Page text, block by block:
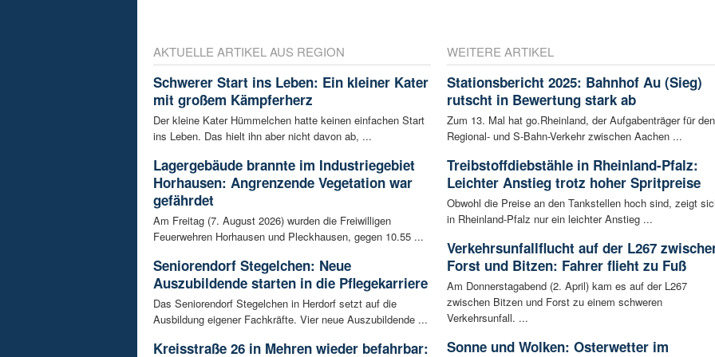
AKTUELLE ARTIKEL AUS REGION
Schwerer Start ins Leben: Ein kleiner Kater
mit großem Kämpferherz
Der kleine Kater Hümmelchen hatte keinen einfachen Start
ins Leben. Das hielt ihn aber nicht davon ab, ...
Lagergebäude brannte im Industriegebiet
Horhausen: Angrenzende Vegetation war
gefährdet
Am Freitag (7. August 2026) wurden die Freiwilligen
Feuerwehren Horhausen und Pleckhausen, gegen 10.55 ...
Seniorendorf Stegelchen: Neue
Auszubildende starten in die Pflegekarriere
Das Seniorendorf Stegelchen in Herdorf setzt auf die
Ausbildung eigener Fachkräfte. Vier neue Auszubildende ...
Kreisstraße 26 in Mehren wieder befahrbar:
WEITERE ARTIKEL
Stationsbericht 2025: Bahnhof Au (Sieg)
rutscht in Bewertung stark ab
Zum 13. Mal hat go.Rheinland, der Aufgabenträger für den
Regional- und S-Bahn-Verkehr zwischen Aachen ...
Treibstoffdiebstähle in Rheinland-Pfalz:
Leichter Anstieg trotz hoher Spritpreise
Obwohl die Preise an den Tankstellen hoch sind, zeigt
in Rheinland-Pfalz nur ein leichter Anstieg ...
Verkehrsunfallflucht auf der L267
Forst und Bitzen: Fahrer flieht zu Fuß
Am Donnerstagabend (2. April) kam es auf der L267
zwischen Bitzen und Forst zu einem schweren
Verkehrsunfall. ...
Sonne und Wolken: Osterwetter im